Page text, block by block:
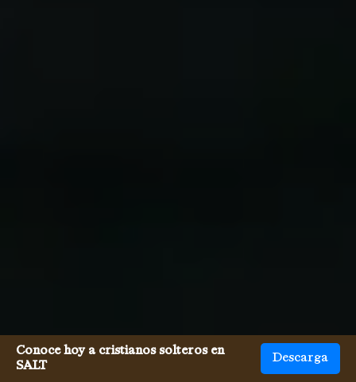
Conoce hoy a cristianos solteros en
SALT
Descarga